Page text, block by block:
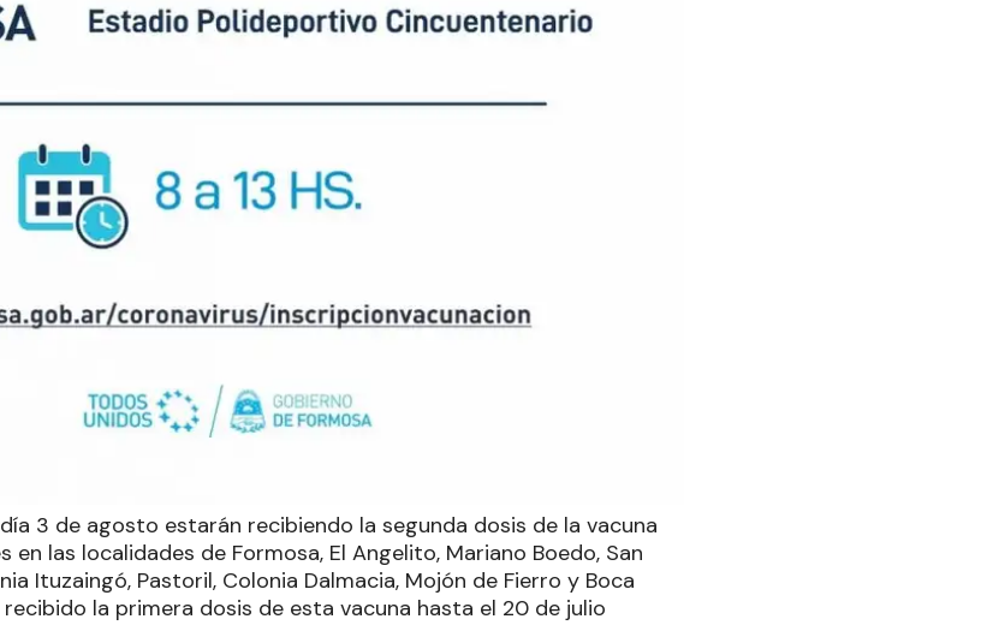
3 de agosto estarán recibiendo la segunda dosis de la vacuna
en las localidades de Formosa, El Angelito, Mariano Boedo, San
Ituzaingó, Pastoril, Colonia Dalmacia, Mojón de Fierro y Boca
recibido la primera dosis de esta vacuna hasta el 20 de julio